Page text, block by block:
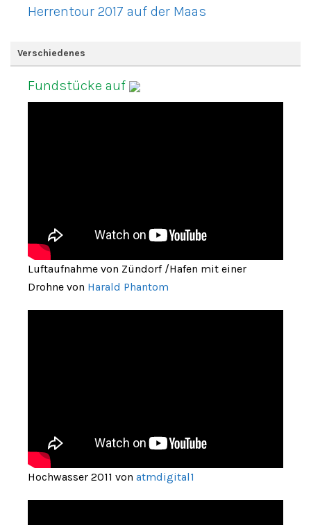
Herrentour 2017 auf der Maas
Verschiedenes
Fundstücke auf
Luftaufnahme von Zündorf /Hafen mit einer
Drohne von Harald Phantom
Hochwasser 2011 von atmdigital1